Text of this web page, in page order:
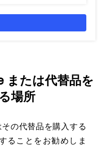
または代替品を
場所
その代替品を購入する
ることをお勧めしま